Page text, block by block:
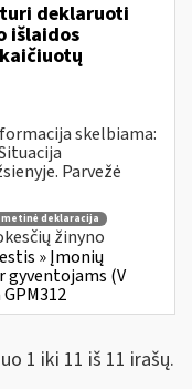
deklaruoti
išlaidos
skelbiama:
Parvežė
metinė deklaracija
žinyno
» Įmonių
gyventojams (V
1 iki 11 iš 11 irašų.